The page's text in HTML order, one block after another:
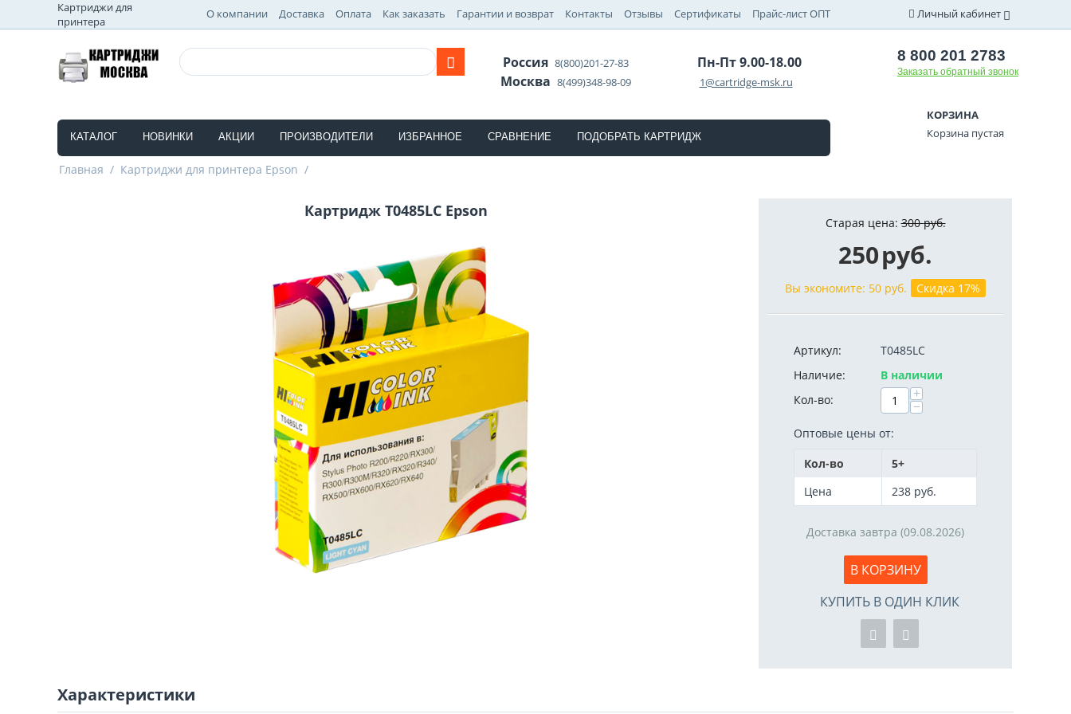
Картриджи для
принтера
О компании Доставка Оплата Как заказать Гарантии и возврат Контакты Отзывы Сертификаты Прайс-лист ОПТ Личный кабинет
Россия8(800)201-27-83
Москва8(499)348-98-09
Пн-Пт 9.00-18.00
1@cartridge-msk.ru
8 800 201 2783
Заказать обратный звонок
КАТАЛОГ НОВИНКИ АКЦИИ ПРОИЗВОДИТЕЛИ ИЗБРАННОЕ СРАВНЕНИЕ ПОДОБРАТЬ КАРТРИДЖ
КОРЗИНА
Корзина пустая
Главная / Картриджи для принтера Epson /
Картридж T0485LC Epson
Старая цена: 300 руб.
250руб.
Вы экономите: 50 руб. Скидка 17%
Артикул:
T0485LC
Наличие:
В наличии
Кол-во:
+
−
Оптовые цены от:
Кол-во
5+
Цена
238 руб.
Доставка завтра (09.08.2026)
В КОРЗИНУ
КУПИТЬ В ОДИН КЛИК
Характеристики